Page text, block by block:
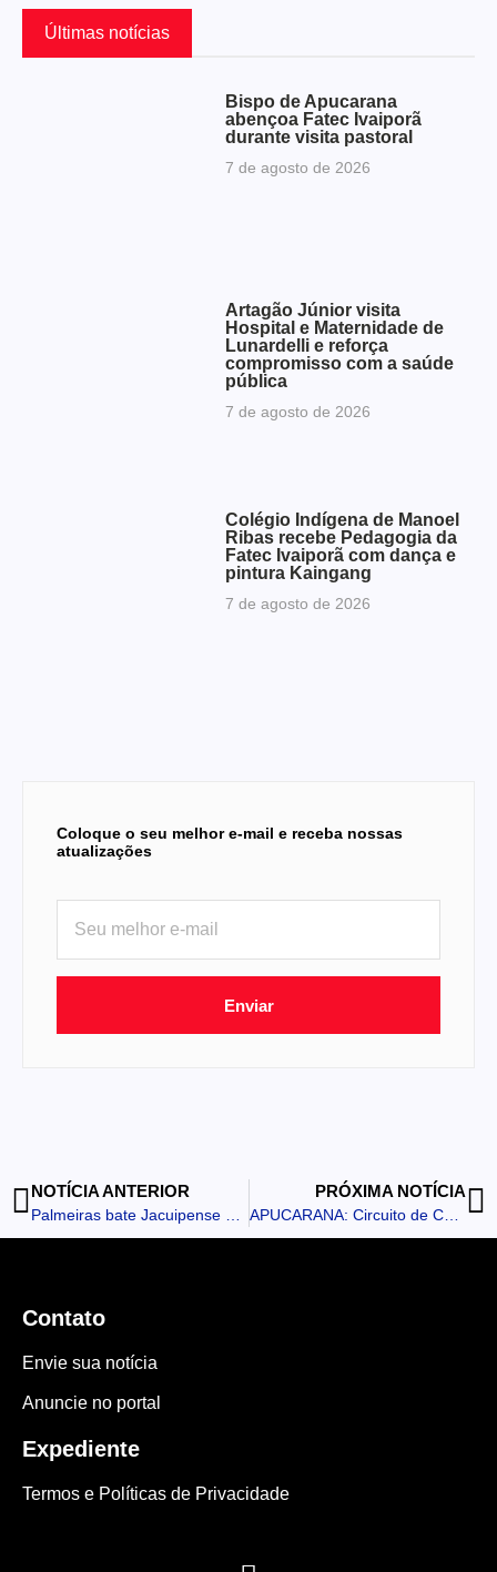
Últimas notícias
Bispo de Apucarana
abençoa Fatec Ivaiporã
durante visita pastoral
7 de agosto de 2026
Artagão Júnior visita
Hospital e Maternidade de
Lunardelli e reforça
compromisso com a saúde
pública
7 de agosto de 2026
Colégio Indígena de Manoel
Ribas recebe Pedagogia da
Fatec Ivaiporã com dança e
pintura Kaingang
7 de agosto de 2026
Coloque o seu melhor e-mail e receba nossas
atualizações
Enviar
NOTÍCIA ANTERIOR PRÓXIMA NOTÍCIA
APUCARANA: Circuito de Corridas de Rua das Escolas Municipais começa neste domingo
Contato
Envie sua notícia
Anuncie no portal
Expediente
Termos e Políticas de Privacidade